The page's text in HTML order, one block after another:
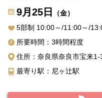
9月25日
（金）
5部制 10:00～/11:00～/
所要時間：3時間程度
住所：奈良県奈良市宝来1-
最寄り駅：尼ヶ辻駅